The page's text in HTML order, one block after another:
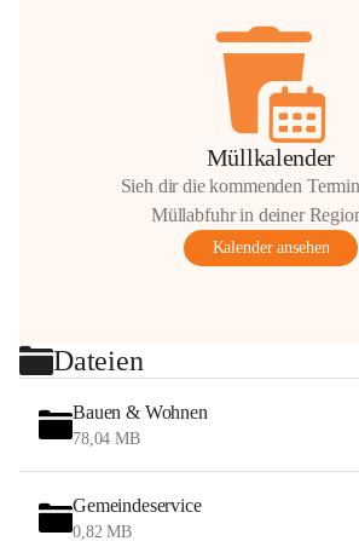
Müllkalender
Sieh dir die kommenden
Müllabfuhr in deiner
Kalender ansehen
Dateien
Bauen & Wohnen
78,04 MB
Gemeindeservice
0,82 MB